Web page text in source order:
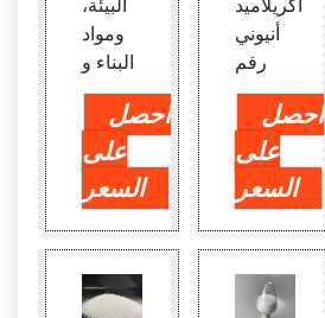
البيئة،
ومواد
البناء و
احصل
على
السعر
أكريلاميد
أنيوني
رقم
احصل
على
السعر